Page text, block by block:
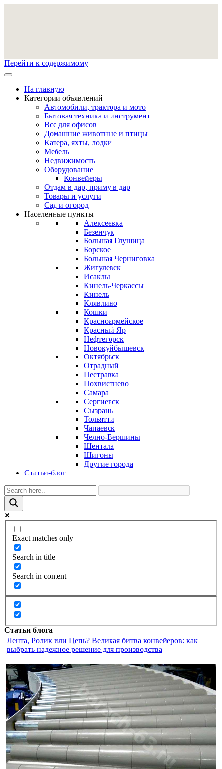
Перейти к содержимому
На главную
Категории объявлений
Автомобили, трактора и мото
Бытовая техника и инструмент
Все для офисов
Домашние животные и птицы
Катера, яхты, лодки
Мебель
Недвижимость
Оборудование
Конвейеры
Отдам в дар, приму в дар
Товары и услуги
Сад и огород
Населенные пункты
Алексеевка
Безенчук
Большая Глушица
Борское
Большая Черниговка
Жигулевск
Исаклы
Кинель-Черкассы
Кинель
Клявлино
Кошки
Красноармейское
Красный Яр
Нефтегорск
Новокуйбышевск
Октябрьск
Отрадный
Пестравка
Похвистнево
Самара
Сергиевск
Сызрань
Тольятти
Чапаевск
Челно-Вершины
Шентала
Шигоны
Другие города
Статьи-блог
Exact matches only
Search in title
Search in content
Статьи блога
Лента, Ролик или Цепь? Великая битва конвейеров: как
выбрать надежное решение для производства